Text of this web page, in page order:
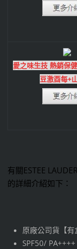
愛之味生技 熱銷保
豆激酉每+
有關ESTEE
的詳細介紹如下：
原廠公司貨【有
SPF50/ PA++++